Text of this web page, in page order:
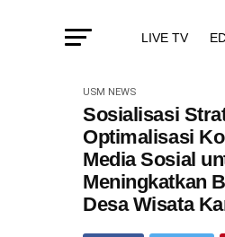
LIVE TV
USM NEWS
Sosialisasi
Optimalisasi
Media Sosial
Meningkatkan
Desa Wisata